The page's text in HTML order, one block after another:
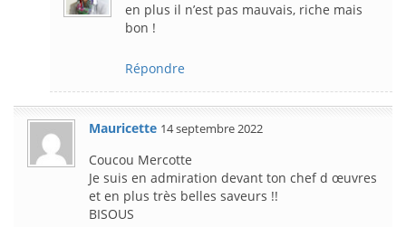
en plus il n’est pas mauvais, riche mais
bon !
Répondre
Mauricette 14 septembre 2022
Coucou Mercotte
Je suis en admiration devant ton chef d œuvres
et en plus très belles saveurs !!
BISOUS